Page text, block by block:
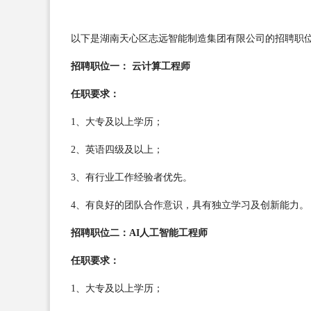
以下是湖南天心区志远智能制造集团有限公司的招聘职
招聘职位一： 云计算工程师
任职要求：
1、大专及以上学历；
2、英语四级及以上；
3、有行业工作经验者优先。
4、有良好的团队合作意识，具有独立学习及创新能力。
招聘职位二：AI人工智能工程师
任职要求：
1、大专及以上学历；